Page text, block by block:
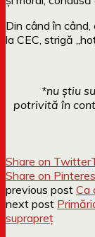
Din când în
la CEC, strigă
*nu știu
potrivită în
Share on Twitter
Share on
previous post Ca
next post
suprapreț